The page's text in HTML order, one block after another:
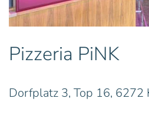
Pizzeria PiNK
Dorfplatz 3, Top 16, 6272